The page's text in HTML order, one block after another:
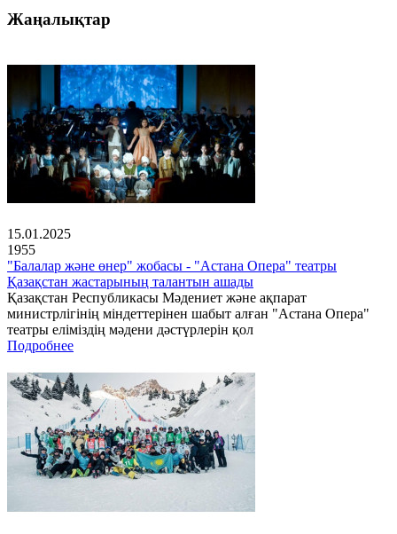
Жаңалықтар
15.01.2025
1955
"Балалар және өнер" жобасы - "Астана Опера" театры
Қазақстан жастарының талантын ашады
Қазақстан Республикасы Мәдениет және ақпарат
министрлігінің міндеттерінен шабыт алған "Астана Опера"
театры еліміздің мәдени дәстүрлерін қол
Подробнее